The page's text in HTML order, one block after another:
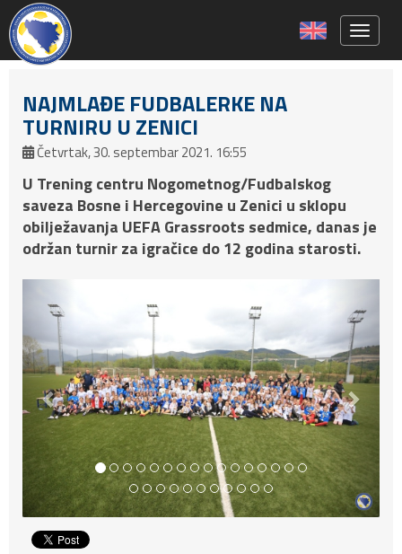
NAJMLAĐE FUDBALERKE NA
TURNIRU U ZENICI
Četvrtak, 30. septembar 2021. 16:55
U Trening centru Nogometnog/Fudbalskog
saveza Bosne i Hercegovine u Zenici u sklopu
obilježavanja UEFA Grassroots sedmice, danas je
održan turnir za igračice do 12 godina starosti.